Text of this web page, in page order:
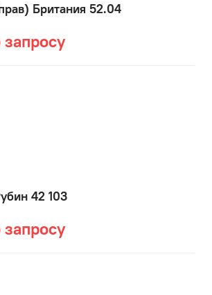
Британия 52.04
42 103